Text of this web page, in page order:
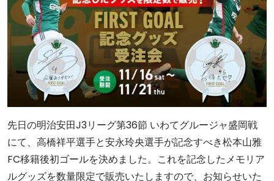
先日の明治安田J3リーグ第36節 いわてグルージャ盛岡戦
にて、高橋祥平選手と安永玲央選手が記念すべき松本山雅
FC移籍後初ゴールを決めました。これを記念したメモリア
ルグッズを数量限定で販売いたしますので、お知らせいた